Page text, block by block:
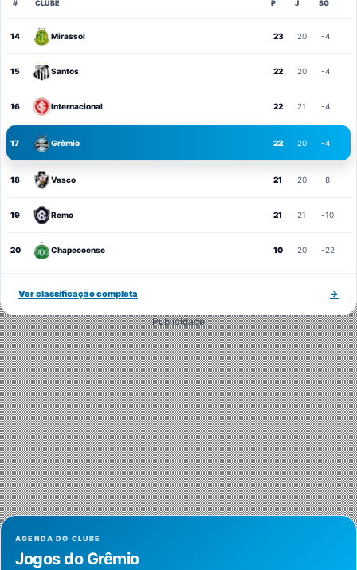
# CLUBE P J SG
14 Mirassol 23 20 -4
15 Santos 22 20 -4
16 Internacional 22 21 -4
17 Grêmio 22 20 -4
18 Vasco 21 20 -8
19 Remo 21 21 -10
20 Chapecoense 10 20 -22
Ver classificação completa →
Publicidade
AGENDA DO CLUBE
Jogos do Grêmio